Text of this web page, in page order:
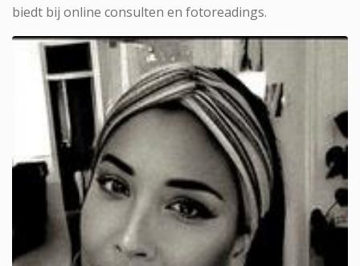
biedt bij online consulten en fotoreadings.